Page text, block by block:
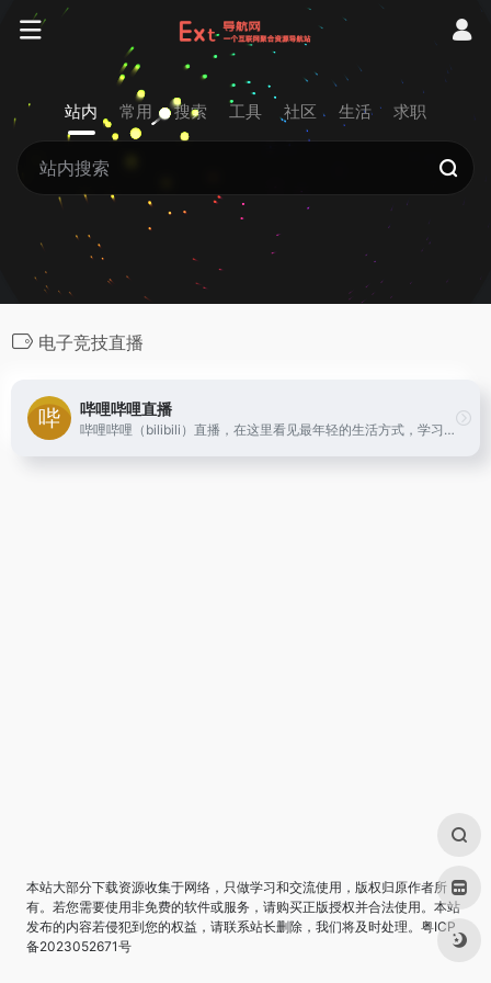
站内 常用 搜索 工具 社区 生活 求职
电子竞技直播
哔哩哔哩直播
哔哩哔哩（bilibili）直播，在这里看见最年轻的生活方式，学习、游戏、电竞、宅舞、唱见、绘画、美食等等应有尽有，快来捕捉你最喜欢的up主最真实的一面吧！
本站大部分下载资源收集于网络，只做学习和交流使用，版权归原作者所
有。若您需要使用非免费的软件或服务，请购买正版授权并合法使用。本站
发布的内容若侵犯到您的权益，请联系站长删除，我们将及时处理。 粤ICP
备2023052671号